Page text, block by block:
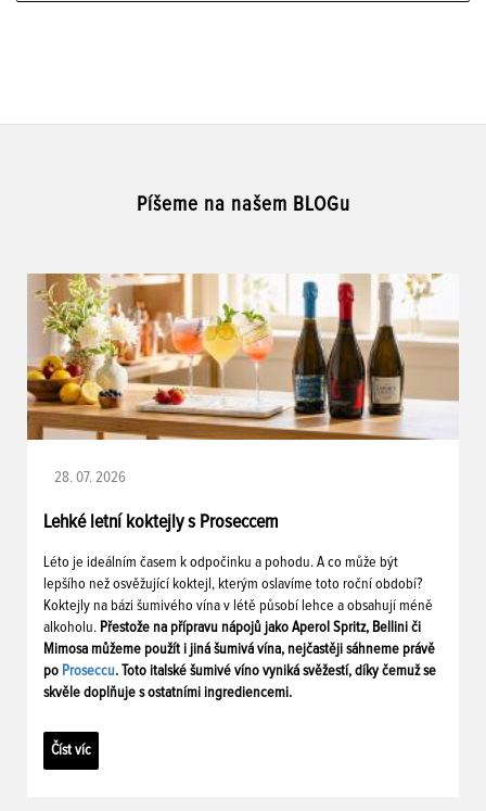
Píšeme na našem BLOGu
28. 07. 2026
Lehké letní koktejly s Proseccem
Léto je ideálním časem k odpočinku a pohodu. A co může být
lepšího než osvěžující koktejl, kterým oslavíme toto roční období?
Koktejly na bázi šumivého vína v létě působí lehce a obsahují méně
alkoholu. Přestože na přípravu nápojů jako Aperol Spritz, Bellini či
Mimosa můžeme použít i jiná šumivá vína, nejčastěji sáhneme právě
po Proseccu. Toto italské šumivé víno vyniká svěžestí, díky čemuž se
skvěle doplňuje s ostatními ingrediencemi.
Číst víc